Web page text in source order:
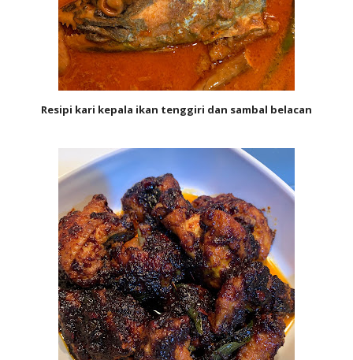
Resipi kari kepala ikan tenggiri dan sambal belacan